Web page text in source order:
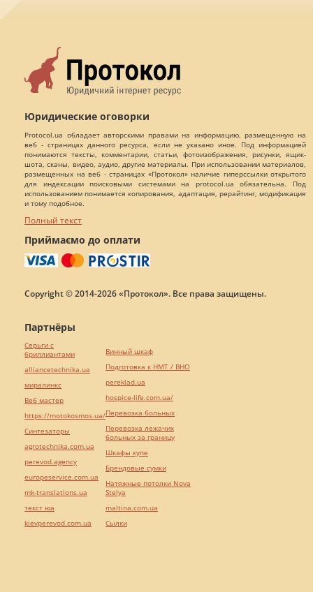
Юридические оговорки
Protocol.ua обладает авторскими правами на информацию, размещенную на
веб - страницах данного ресурса, если не указано иное. Под информацией
понимаются тексты, комментарии, статьи, фотоизображения, рисунки, ящик-
шота, сканы, видео, аудио, другие материалы. При использовании материалов,
размещенных на веб - страницах «Протокол» наличие гиперссылки открытого
для индексации поисковыми системами на protocol.ua обязательна. Под
использованием понимается копирования, адаптация, рерайтинг, модификация
и тому подобное.
Полный текст
Приймаємо до оплати
Copyright © 2014-2026 «Протокол». Все права защищены.
Партнёры
Серьги с
бриллиантами
alliancetechnika.ua
миралинкс
Веб мастер
https://motokosmos.ua/
Синтезаторы
agrotechnika.com.ua
perevod.agency
europeservice.com.ua
mk-translations.ua
текст юа
kievperevod.com.ua
Винный шкаф
Подготовка к НМТ / ВНО
pereklad.ua
hospice-life.com.ua/
Перевозка больных
Перевозка лежачих
больных за границу
Шкафы купе
Брендовые сумки
Натяжные потолки Nova
Stelya
maltina.com.ua
Cылки